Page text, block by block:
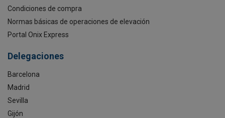
Condiciones de compra
Normas básicas de operaciones de elevación
Portal Onix Express
Delegaciones
Barcelona
Madrid
Sevilla
Gijón